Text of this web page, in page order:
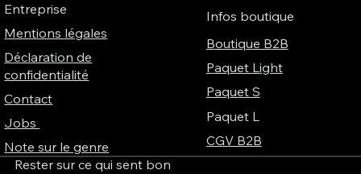
Entreprise
Mentions légales
Déclaration de
confidentialité
Contact
Jobs
Note sur le genre
Infos boutique
Boutique B2B
Paquet Light
Paquet S
Paquet L
CGV B2B
Rester sur ce qui sent bon